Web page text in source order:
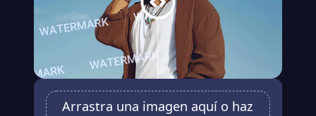
Arrastra una imagen aquí o haz